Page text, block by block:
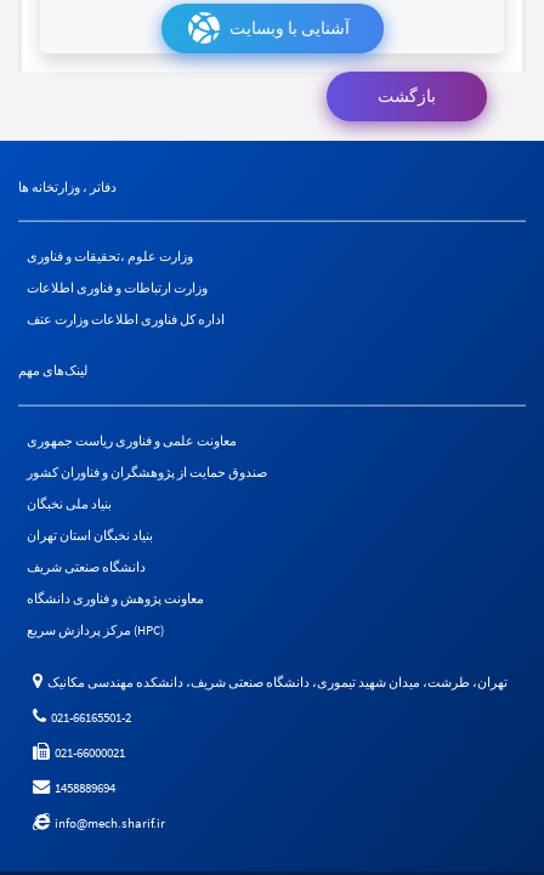
آشنایی با وبسایت
بازگشت
دفاتر ، وزارتخانه ها
وزارت علوم ،تحقیقات و فناوری
وزارت ارتباطات و فناوری اطلاعات
اداره کل فناوری اطلاعات وزارت عتف
لینک‌های مهم
معاونت علمی و فناوری ریاست جمهوری
صندوق حمایت از پژوهشگران و فناوران کشور
بنیاد ملی نخبگان
بنیاد نخبگان استان تهران
دانشگاه صنعتی شریف
معاونت پژوهش و فناوری دانشگاه
مرکز پردازش سریع (HPC)
تهران، طرشت، میدان شهید تیموری، دانشگاه صنعتی شریف، دانشکده مهندسی مکانیک
021-66165501-2
021-66000021
1458889694
info@mech.sharif.ir